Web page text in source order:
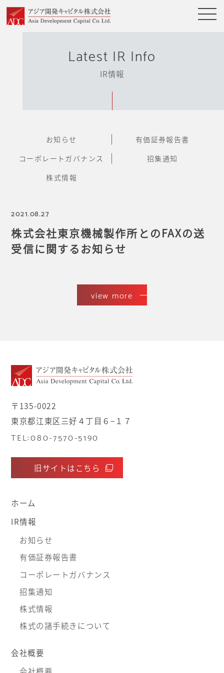
Latest IR Info
IR情報
お知らせ
有価証券報告書
コーポレートガバナンス
招集通知
株式情報
2021.08.27
株式会社東京機械製作所とのFAXの送
受信に関するお知らせ
view more
〒135-0022
東京都江東区三好４丁目６−１７
TEL:080-7570-5190
旧サイトはこちら
ホーム
IR情報
お知らせ
有価証券報告書
コーポレートガバナンス
招集通知
株式情報
株式の諸手続きについて
会社概要